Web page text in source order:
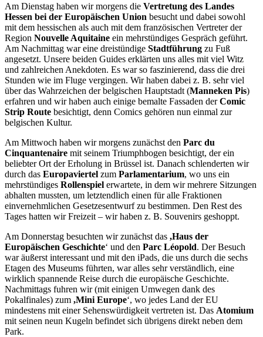
Am Dienstag haben wir morgens die Vertretung des Landes
Hessen bei der Europäischen Union besucht und dabei sowohl
mit dem hessischen als auch mit dem französischen Vertreter der
Region Nouvelle Aquitaine ein mehrstündiges Gespräch geführt.
Am Nachmittag war eine dreistündige Stadtführung zu Fuß
angesetzt. Unsere beiden Guides erklärten uns alles mit viel Witz
und zahlreichen Anekdoten. Es war so faszinierend, dass die drei
Stunden wie im Fluge vergingen. Wir haben dabei z. B. sehr viel
über das Wahrzeichen der belgischen Hauptstadt (Manneken Pis)
erfahren und wir haben auch einige bemalte Fassaden derComic
Strip Route besichtigt, denn Comics gehören nun einmal zur
belgischen Kultur.
Am Mittwoch haben wir morgens zunächst den Parc du
Cinquantenaire mit seinem Triumphbogen besichtigt, der ein
beliebter Ort der Erholung in Brüssel ist. Danach schlenderten wir
durch das Europaviertel zum Parlamentarium, wo uns ein
mehrstündiges Rollenspiel erwartete, in dem wir mehrere Sitzungen
abhalten mussten, um letztendlich einen für alle Fraktionen
einvernehmlichen Gesetzesentwurf zu bestimmen. Den Rest des
Tages hatten wir Freizeit – wir haben z. B. Souvenirs geshoppt.
Am Donnerstag besuchten wir zunächst das ,Haus der
Europäischen Geschichte‘ und den Parc Léopold. Der Besuch
war äußerst interessant und mit den iPads, die uns durch die sechs
Etagen des Museums führten, war alles sehr verständlich, eine
wirklich spannende Reise durch die europäische Geschichte.
Nachmittags fuhren wir (mit einigen Umwegen dank des
Pokalfinales) zum ,Mini Europe‘, wo jedes Land der EU
mindestens mit einer Sehenswürdigkeit vertreten ist. Das Atomium
mit seinen neun Kugeln befindet sich übrigens direkt neben dem
Park.